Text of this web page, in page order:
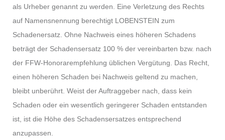
als Urheber genannt zu werden. Eine Verletzung des Rechts
auf Namensnennung berechtigt LOBENSTEIN zum
Schadenersatz. Ohne Nachweis eines höheren Schadens
beträgt der Schadensersatz 100 % der vereinbarten bzw. nach
der FFW-Honorarempfehlung üblichen Vergütung. Das Recht,
einen höheren Schaden bei Nachweis geltend zu machen,
bleibt unberührt. Weist der Auftraggeber nach, dass kein
Schaden oder ein wesentlich geringerer Schaden entstanden
ist, ist die Höhe des Schadensersatzes entsprechend
anzupassen.